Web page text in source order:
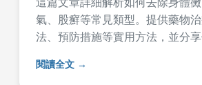
這篇文章詳細解析如何去除身體
氣、股癬等常見類型。提供藥物
法、預防措施等實用方法，並分
適合所有受困擾的讀者參考。
閱讀全文